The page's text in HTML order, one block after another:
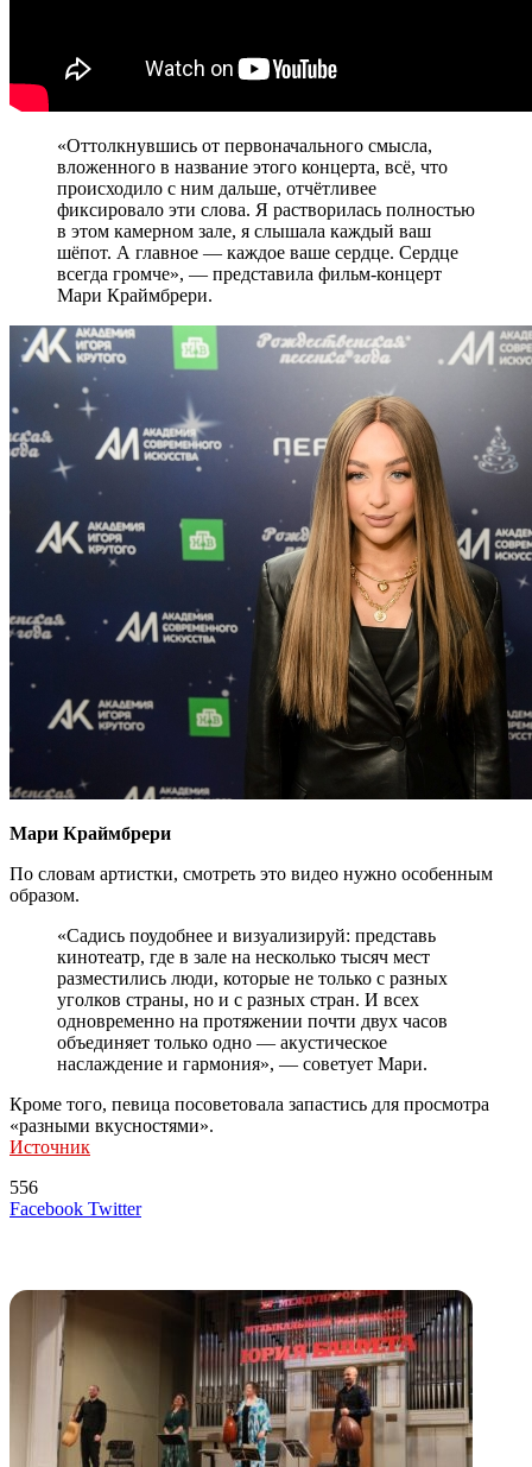
«Оттолкнувшись от первоначального смысла,
вложенного в название этого концерта, всё, что
происходило с ним дальше, отчётливее
фиксировало эти слова. Я растворилась полностью
в этом камерном зале, я слышала каждый ваш
шёпот. А главное — каждое ваше сердце. Сердце
всегда громче», — представила фильм-концерт
Мари Краймбрери.
Мари Краймбрери
По словам артистки, смотреть это видео нужно особенным
образом.
«Садись поудобнее и визуализируй: представь
кинотеатр, где в зале на несколько тысяч мест
разместились люди, которые не только с разных
уголков страны, но и с разных стран. И всех
одновременно на протяжении почти двух часов
объединяет только одно — акустическое
наслаждение и гармония», — советует Мари.
Кроме того, певица посоветовала запастись для просмотра
«разными вкусностями».
Источник
556
Facebook TwitterLinkedIn
Tumblr
Reddit
Вконтакте
Одноклассники
Skype
Messenger
Messenger
WhatsApp
Telegram
Viber
Line
Поделиться
Печатать